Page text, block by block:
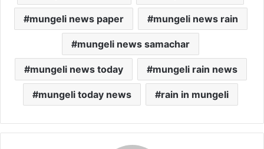
mungeli news paper mungeli news rain
mungeli news samachar
mungeli news today mungeli rain news
mungeli today news rain in mungeli